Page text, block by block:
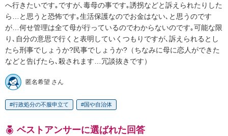
へ行きたいです｡ですが､毒母の事です｡誘拐などと訴えられたりした
ら…と思うと恐怖です｡生活保護なのでお金はない､と思うのです
が…何せ管理は全て母が行っているのでわからないのです｡可能な限
り､自分の意思で行くと表明していくつもりですが､訴えられるとし
たら刑事でしょうか?民事でしょうか?（ちなみに母に恋人ができた
などと告げたら､殺されます…冗談抜きです）
匿名希望 さん
行政処分の不服申立て 国や自治体
ベストアンサーに選ばれた回答